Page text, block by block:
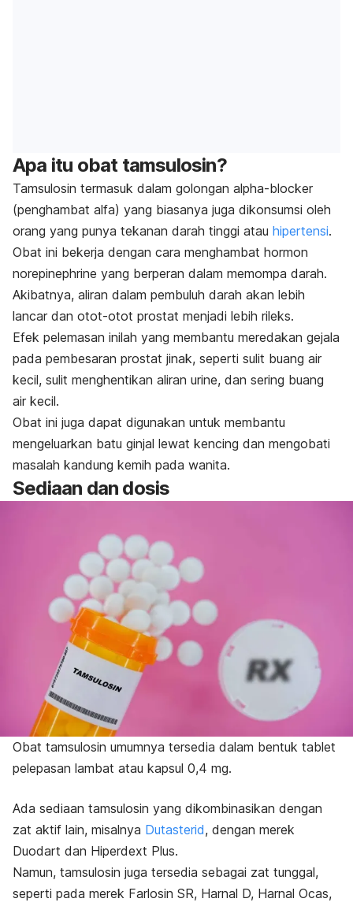
Apa itu obat tamsulosin?
Tamsulosin termasuk dalam golongan alpha-blocker
(penghambat alfa) yang biasanya juga dikonsumsi oleh
orang yang punya tekanan darah tinggi atau hipertensi.
Obat ini bekerja dengan cara menghambat hormon
norepinephrine yang berperan dalam memompa darah.
Akibatnya, aliran dalam pembuluh darah akan lebih
lancar dan otot-otot prostat menjadi lebih rileks.
Efek pelemasan inilah yang membantu meredakan gejala
pada pembesaran prostat jinak, seperti sulit buang air
kecil, sulit menghentikan aliran urine, dan sering buang
air kecil.
Obat ini juga dapat digunakan untuk membantu
mengeluarkan batu ginjal lewat kencing dan mengobati
masalah kandung kemih pada wanita.
Sediaan dan dosis
Obat tamsulosin umumnya tersedia dalam bentuk tablet
pelepasan lambat atau kapsul 0,4 mg.
Ada sediaan tamsulosin yang dikombinasikan dengan
zat aktif lain, misalnya Dutasterid, dengan merek
Duodart dan Hiperdext Plus.
Namun, tamsulosin juga tersedia sebagai zat tunggal,
seperti pada merek Farlosin SR, Harnal D, Harnal Ocas,